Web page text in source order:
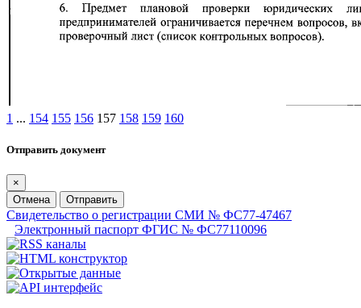
1 ... 154 155 156 157 158 159 160
Отправить документ
×
Отмена
Отправить
Свидетельство о регистрации СМИ № ФС77-47467
Электронный паспорт ФГИС № ФС77110096